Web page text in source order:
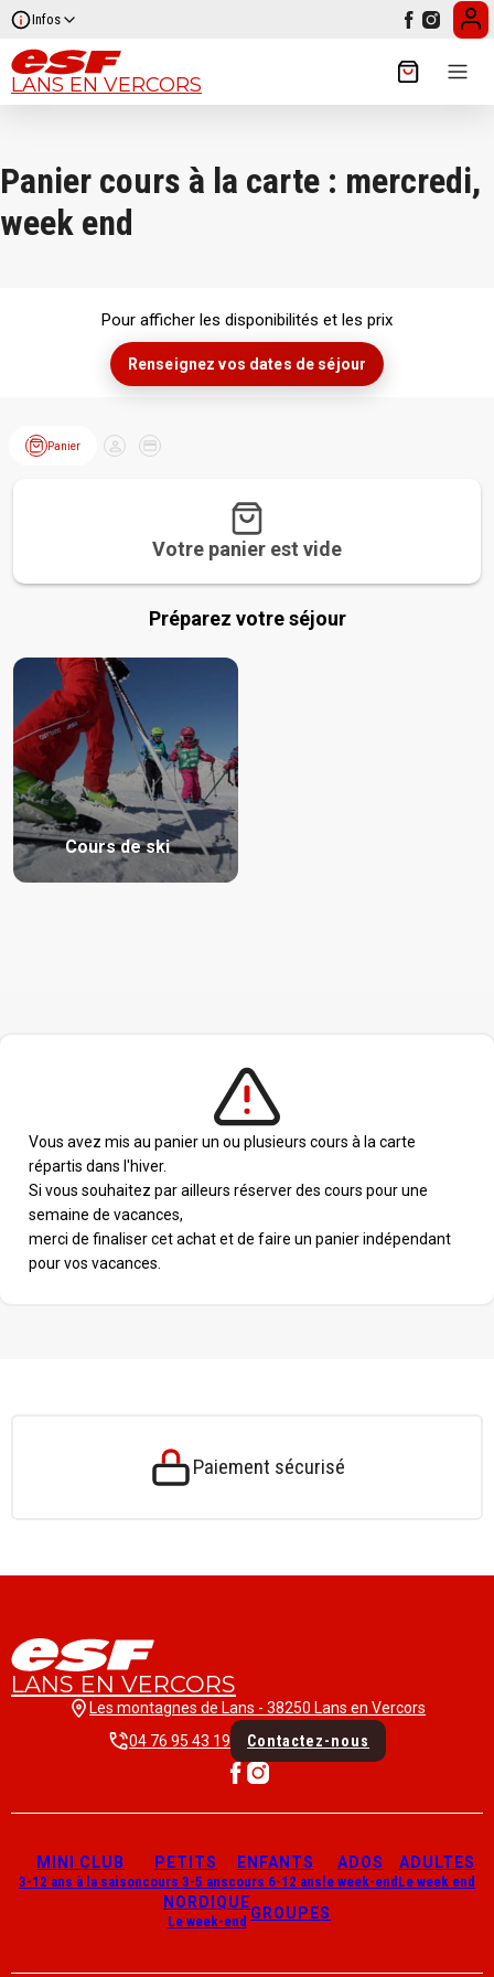
Infos
LANS EN VERCORS
Vacances
ou week-end
Panier cours à la carte : mercredi,
week end
Pour afficher les disponibilités et les prix
Renseignez vos dates de séjour
Panier Client
Votre panier est vide
Préparez votre séjour
Cours de ski
Vous avez mis au panier un ou plusieurs cours à la carte
répartis dans l'hiver.
Si vous souhaitez par ailleurs réserver des cours pour une
semaine de vacances,
merci de finaliser cet achat et de faire un panier indépendant
pour vos vacances.
Paiement sécurisé
LANS EN VERCORS
Les montagnes de Lans - 38250 Lans en Vercors
04 76 95 43 19
Contactez-nous
MINI CLUB
3-12 ans à la saison
PETITS
cours 3-5 ans
ENFANTS
cours 6-12 ans
ADOS
le week-end
ADULTES
Le week end
NORDIQUE
Le week-end GROUPES